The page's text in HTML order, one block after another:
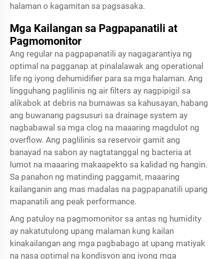
halaman o kagamitan sa pagsasaka.
Mga Kailangan sa Pagpapanatili at
Pagmomonitor
Ang regular na pagpapanatili ay nagagarantiya ng
optimal na pagganap at pinalalawak ang operational
life ng iyong dehumidifier para sa mga halaman. Ang
lingguhang paglilinis ng air filters ay nagpipigil sa
alikabok at debris na bumawas sa kahusayan, habang
ang buwanang pagsusuri sa drainage system ay
nagbabawal sa mga clog na maaaring magdulot ng
overflow. Ang paglilinis sa reservoir gamit ang
banayad na sabon ay nagtatanggal ng bacteria at
lumot na maaaring makaapekto sa kalidad ng hangin.
Sa panahon ng matinding paggamit, maaaring
kailanganin ang mas madalas na pagpapanatili upang
mapanatili ang peak performance.
Ang patuloy na pagmomonitor sa antas ng humidity
ay nakatutulong upang malaman kung kailan
kinakailangan ang mga pagbabago at upang matiyak
na nasa optimal na kondisyon ang iyong mga